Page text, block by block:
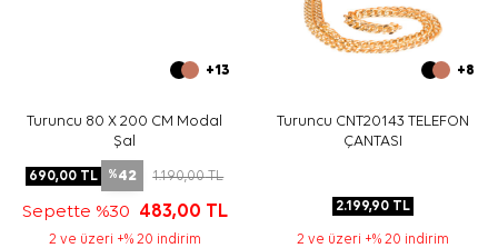
+13
Turuncu 80 X 200 CM Modal
Şal
690,00 TL %42 1.190,00TL
Sepette %30 483,00 TL
2 ve üzeri +% 20 indirim
+8
Turuncu CNT20143 TELEFON
ÇANTASI
2.199,90 TL
2 ve üzeri +% 20 indirim